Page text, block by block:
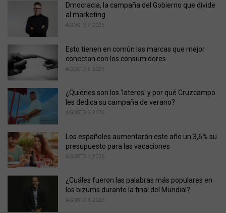
Dmocracia, la campaña del Gobierno que divide
al marketing
AGOSTO 7, 2026
Esto tienen en común las marcas que mejor
conectan con los consumidores
AGOSTO 6, 2026
¿Quiénes son los 'lateros' y por qué Cruzcampo
les dedica su campaña de verano?
AGOSTO 5, 2026
Los españoles aumentarán este año un 3,6% su
presupuesto para las vacaciones
AGOSTO 4, 2026
¿Cuáles fueron las palabras más populares en
los bizums durante la final del Mundial?
AGOSTO 3, 2026